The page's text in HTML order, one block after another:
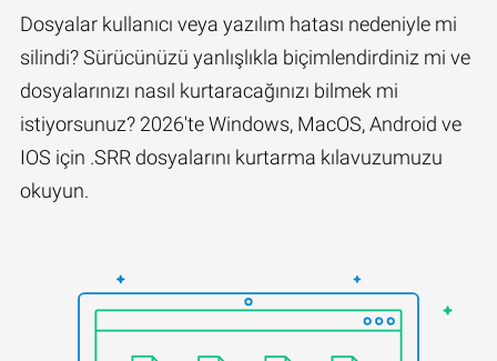
Dosyalar kullanıcı veya yazılım hatası nedeniyle mi
silindi? Sürücünüzü yanlışlıkla biçimlendirdiniz mi ve
dosyalarınızı nasıl kurtaracağınızı bilmek mi
istiyorsunuz? 2026'te Windows, MacOS, Android ve
IOS için .SRR dosyalarını kurtarma kılavuzumuzu
okuyun.